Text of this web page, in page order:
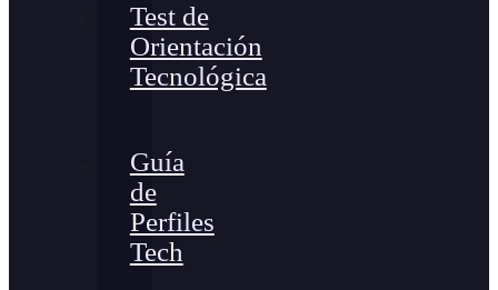
Test de
Orientación
Tecnológica
Guía
de
Perfiles
Tech